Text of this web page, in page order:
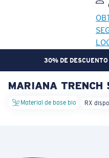
30% DE
OBJETIVO
MARIANA
Material de base bio RX